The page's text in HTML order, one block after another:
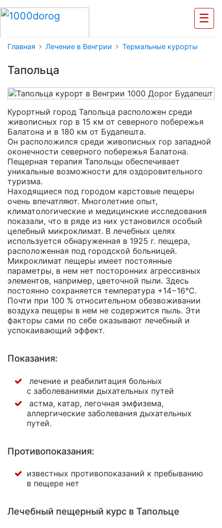
☰
Главная Лечение в Венгрии Термальные курорты
Тапольца
Курортный город Тапольца расположен среди
живописных гор в 15 км от северного побережья
Балатона и в 180 км от Будапешта.
Он расположился среди живописных гор западной
оконечности северного побережья Балатона.
Пещерная терапия Тапольцы обеспечивает
уникальные возможности для оздоровительного
туризма.
Находящиеся под городом карстовые пещеры
очень впечатляют. Многолетние опыт,
климатологические и медицинские исследования
показали, что в ряде из них установился особый
целебный микроклимат. В лечебных целях
используется обнаруженная в 1925 г. пещера,
расположенная под городской больницей.
Микроклимат пещеры имеет постоянные
параметры, в нем нет посторонних агрессивных
элементов, например, цветочной пыли. Здесь
постоянно сохраняется температура +14−16°C.
Почти при 100 % относительном обезвоживании
воздуха пещеры в нем не содержится пыль. Эти
факторы сами по себе оказывают лечебный и
успокаивающий эффект.
Показания:
лечение и реабилитация больных
с заболеваниями дыхательных путей
астма, катар, легочная эмфизема,
аллергические заболевания дыхательных
путей.
Противопоказания:
известных противопоказаний к пребыванию
в пещере нет
Лечебный пещерный курс в Тапольце